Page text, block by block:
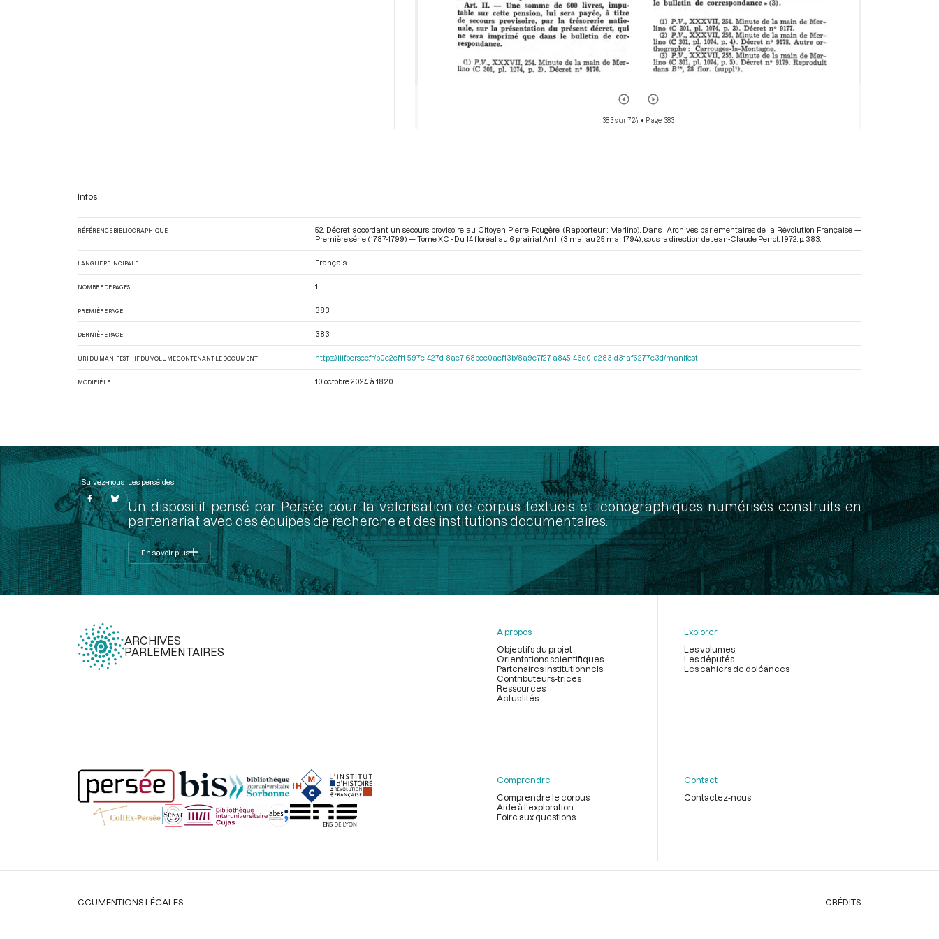
383 sur 724 • Page 383
Infos
RÉFÉRENCE BIBLIOGRAPHIQUE
52. Décret accordant un secours provisoire au Citoyen Pierre Fougère. (Rapporteur : Merlino). Dans : Archives parlementaires de la Révolution Française —
Première série (1787-1799) — Tome XC - Du 14 floréal au 6 prairial An II (3 mai au 25 mai 1794) , sous la direction de Jean-Claude Perrot. 1972. p. 383.
LANGUE PRINCIPALE Français
NOMBRE DE PAGES 1
PREMIÈRE PAGE 383
DERNIÈRE PAGE 383
URI DU MANIFEST IIIF DU VOLUME CONTENANT LE DOCUMENT https://iiif.persee.fr/b0e2cf11-597c-427d-8ac7-68bcc0acf13b/8a9e7f27-a845-46d0-a283-d31af6277e3d/manifest
MODIFIÉ LE 10 octobre 2024 à 18:20
Suivez-nous Les perséides
Un dispositif pensé par Persée pour la valorisation de corpus textuels et iconographiques numérisés construits en
partenariat avec des équipes de recherche et des institutions documentaires.
En savoir plus
ARCHIVES
PARLEMENTAIRES
page
À propos
Objectifs du projet
Orientations scientifiques
Partenaires institutionnels
Contributeurs-trices
Ressources
Actualités
Explorer
Les volumes
Les députés
Les cahiers de doléances
Comprendre
Comprendre le corpus
Aide à l'exploration
Foire aux questions
Contact
Contactez-nous
Légal
CGUMENTIONS LÉGALES CRÉDITS